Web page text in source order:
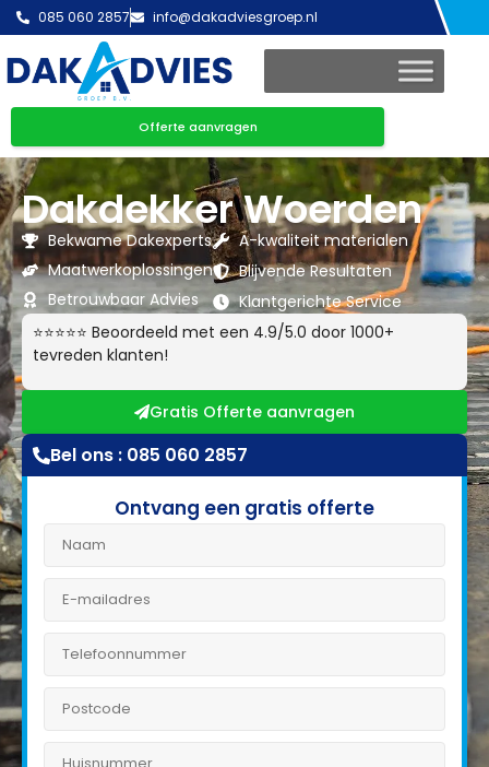
085 060 2857 info@dakadviesgroep.nl
Offerte aanvragen
Dakdekker Woerden
Bekwame Dakexperts
Maatwerkoplossingen
Betrouwbaar Advies
A-kwaliteit materialen
Blijvende Resultaten
Klantgerichte Service
⭐⭐⭐⭐⭐ Beoordeeld met een 4.9/5.0 door 1000+
tevreden klanten!
Gratis Offerte aanvragen
Bel ons : 085 060 2857
Ontvang een gratis offerte